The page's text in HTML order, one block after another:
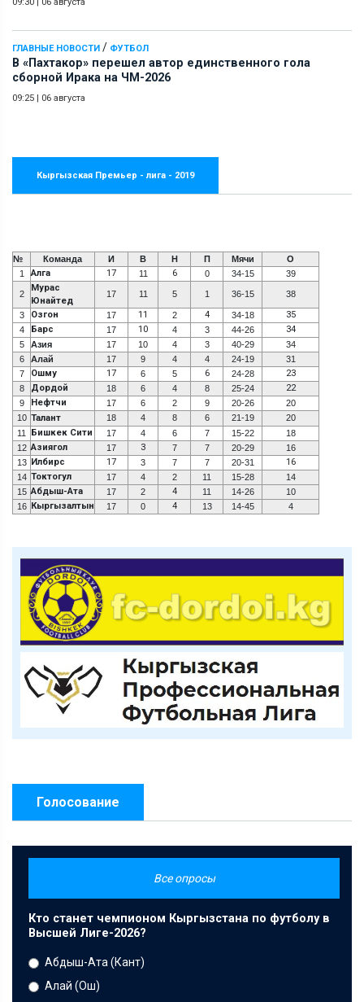
ГЛАВНЫЕ НОВОСТИ / ФУТБОЛ
В «Пахтакор» перешел автор единственного гола
сборной Ирака на ЧМ-2026
09:25 | 06 августа
Кыргызская Премьер - лига - 2019
№ Команда И В Н П Мячи
О
1
Алга 17 11 6 0 34-15 39
2
Мурас
Юнайтед
17 11 5 1 36-15 38
3 Озгон 17 11 2 4 34-18 35
4 Барс 17 10 4 3 44-26 34
5 Азия 17 10 4 3 40-29
34
6
Алай 17 9 4 4 24-19
31
7
Ошму 17 6 5 6 24-28 23
8 Дордой 18 6 4 8 25-24 22
9 Нефтчи 17 6 2 9 20-26
20
10 Талант 18 4 8 6 21-19
20
11
Бишкек Сити 17 4 6 7 15-22
18
12 Азиягол 17 3 7 7 20-29
16
13 Илбирс 17 3 7 7 20-31 16
14 Токтогул 17 4 2 11 15-28
14
15 Абдыш-Ата 17 2 4 11 14-26
10
16 Кыргызалтын 17 0 4 13 14-45 4
Голосование
Все опросы
Кто станет чемпионом Кыргызстана по футболу в
Высшей Лиге-2026?
Абдыш-Ата (Кант)
Алай (Ош)